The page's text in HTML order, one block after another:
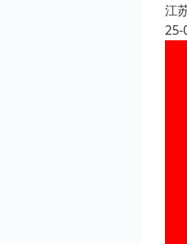
江
25-